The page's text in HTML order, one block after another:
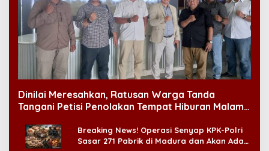
Dinilai Meresahkan, Ratusan Warga Tanda
Tangani Petisi Penolakan Tempat Hiburan Malam
Breaking News! Operasi Senyap KPK-Polri
Sasar 271 Pabrik di Madura dan Akan Ada